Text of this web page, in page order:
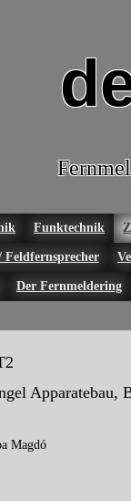
Funktechnik
Feldfernsprecher
Der Fernmeldering
Apparatebau,
Magdó